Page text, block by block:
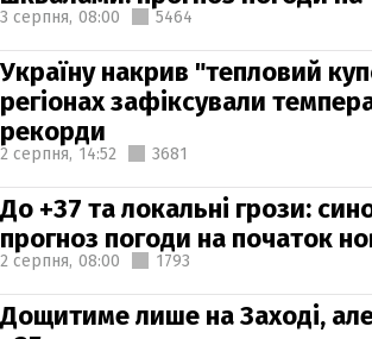
3 серпня, 08:00 5464
Україну накрив "тепловий
регіонах зафіксували
рекорди
2 серпня, 14:52 3681
До +37 та локальні грози:
прогноз погоди на початок
2 серпня, 08:00 1793
Дощитиме лише на Заході,